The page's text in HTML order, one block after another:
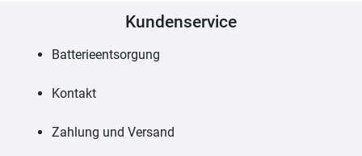
Kundenservice
Batterieentsorgung
Kontakt
Zahlung und Versand